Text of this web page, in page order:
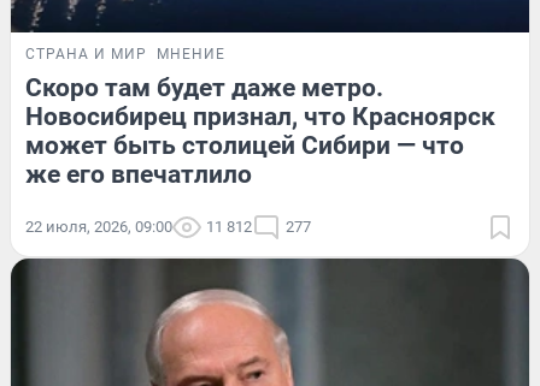
СТРАНА И МИР МНЕНИЕ
Скоро там будет даже метро.
Новосибирец признал, что Красноярск
может быть столицей Сибири — что
же его впечатлило
22 июля, 2026, 09:00 11 812 277